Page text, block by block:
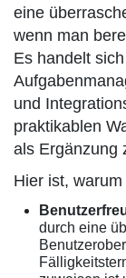
eine
wenn man
Es handelt
und
praktikablen
als Ergänzung
Hier ist,
durch eine